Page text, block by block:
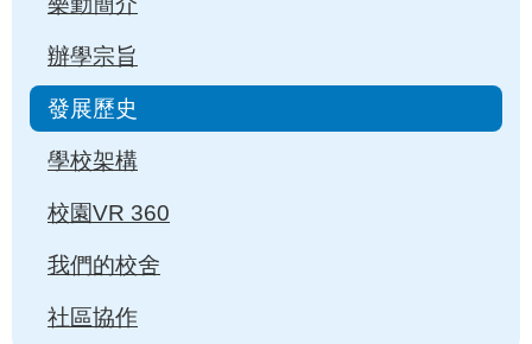
navigation
辦學宗旨
發展歷史
學校架構
校園VR 360
我們的校舍
社區協作